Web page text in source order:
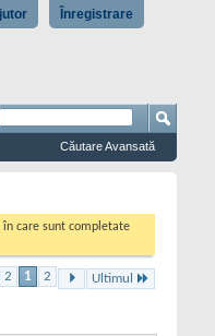
Înregistrare
Căutare Avansată
care sunt completate
2 1 2 Ultimul